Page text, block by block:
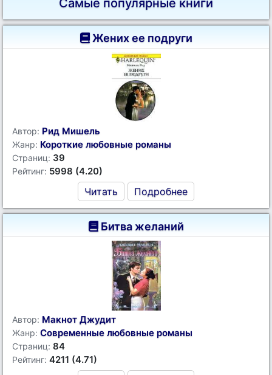
Самые популярные книги
Жених ее подруги
Автор: Рид Мишель
Жанр: Короткие любовные романы
Страниц: 39
Рейтинг: 5998 (4.20)
Читать Подробнее
Битва желаний
Автор: Макнот Джудит
Жанр: Современные любовные романы
Страниц: 84
Рейтинг: 4211 (4.71)